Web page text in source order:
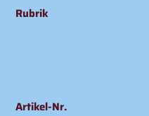
Rubrik
Artikel-Nr.